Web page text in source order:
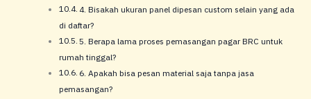
4. Bisakah ukuran panel dipesan custom selain yang ada
di daftar?
5. Berapa lama proses pemasangan pagar BRC untuk
rumah tinggal?
6. Apakah bisa pesan material saja tanpa jasa
pemasangan?